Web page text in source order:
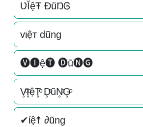
ƲĬệŦ ĐũŊᎶ
vιệт dũng
🅥🅘ệ🅣 🅓ũ🅝🅖
V̥ͦI̥ͦệT̥ͦ D̥ͦũN̥ͦG̥ͦ
✔ίệ☨ ∂ũng